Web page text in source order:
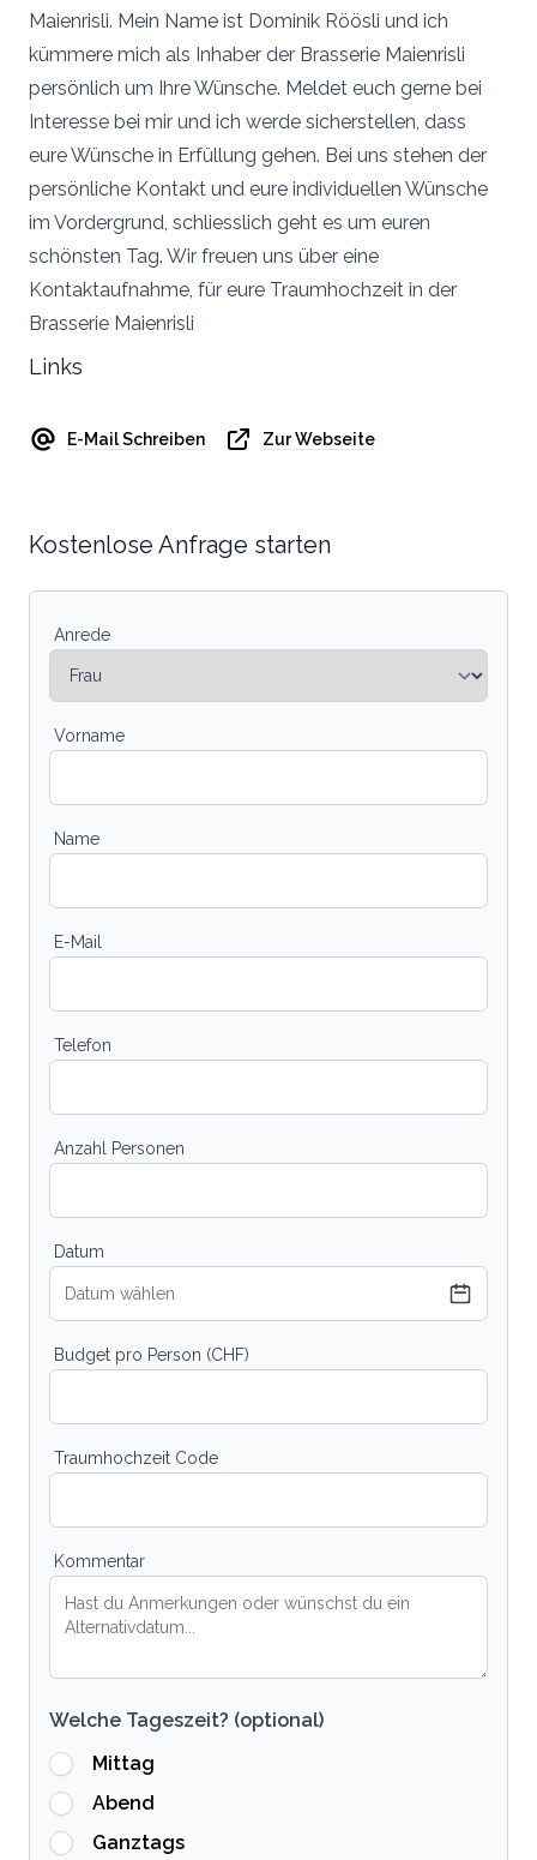
Maienrisli. Mein Name ist Dominik Röösli und ich
kümmere mich als Inhaber der Brasserie Maienrisli
persönlich um Ihre Wünsche. Meldet euch gerne bei
Interesse bei mir und ich werde sicherstellen, dass
eure Wünsche in Erfüllung gehen. Bei uns stehen der
persönliche Kontakt und eure individuellen Wünsche
im Vordergrund, schliesslich geht es um euren
schönsten Tag. Wir freuen uns über eine
Kontaktaufnahme, für eure Traumhochzeit in der
Brasserie Maienrisli
Links
E-Mail Schreiben Zur Webseite
Kostenlose Anfrage starten
Anrede
Vorname
Name
E-Mail
Telefon
Anzahl Personen
Datum
Datum wählen
Budget pro Person (CHF)
Traumhochzeit Code
Kommentar
Welche Tageszeit? (optional)
Mittag
Abend
Ganztags